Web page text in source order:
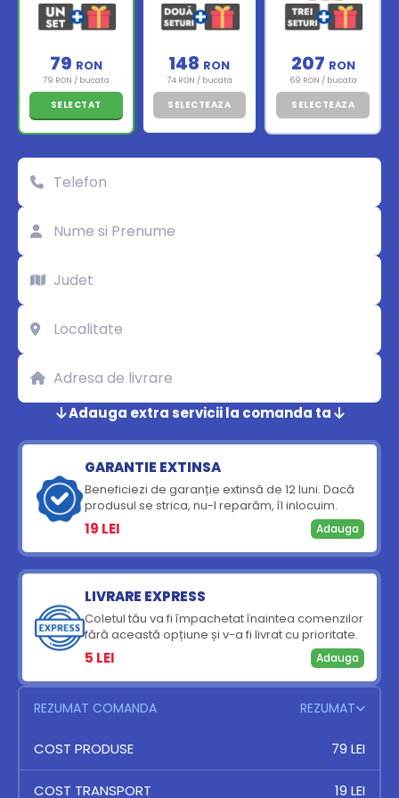
79 RON
79 RON / bucata
SELECTAT
148 RON
74 RON / bucata
SELECTEAZA
207 RON
69 RON / bucata
SELECTEAZA
Adauga extra servicii la comanda ta
GARANTIE EXTINSA
Beneficiezi de garanție extinsă de 12 luni. Dacă
produsul se strica, nu-l reparăm, îl inlocuim.
19 LEI Adauga
LIVRARE EXPRESS
Coletul tău va fi împachetat înaintea comenzilor
fără această opțiune și v-a fi livrat cu prioritate.
5 LEI Adauga
REZUMAT COMANDA REZUMAT
SET 6 RECIPIENTE CONDIMENTE X1 40 LEI
EBOOK - BUCATARIA INTERNATIONALA 39 LEI
COST PRODUSE 79 LEI
COST TRANSPORT 19 LEI